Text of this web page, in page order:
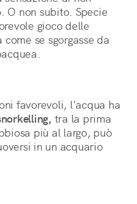
O non subito. Specie
gioco delle
se sgorgasse da
favorevoli, l'acqua ha
tra la prima
più al largo, può
in un acquario